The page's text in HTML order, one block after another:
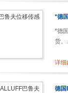
*德
*德
货。
详细
德国